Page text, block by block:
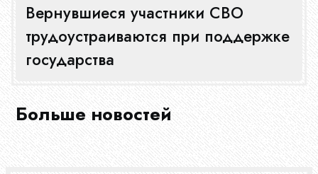
Вернувшиеся участники СВО
трудоустраиваются при поддержке
государства
Больше новостей